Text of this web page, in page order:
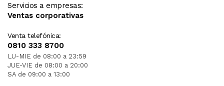
Servicios a empresas:
Ventas corporativas
Venta telefónica:
0810 333 8700
LU-MIE de 08:00 a 23:59
JUE-VIE de 08:00 a 20:00
SA de 09:00 a 13:00